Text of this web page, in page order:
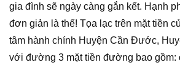
gia đình sẽ ngày càng gắn kết. Hạnh
đơn giản là thế! Tọa lạc trên mặt tiền
tâm hành chính Huyện Cần Đước,
với đường 3 mặt tiền đường bao gồm: